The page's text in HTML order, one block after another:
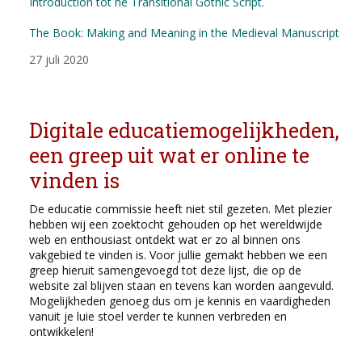
The Book: Making and Meaning in the Medieval Manuscript
27 juli 2020
Digitale educatiemogelijkheden,
een greep uit wat er online te
vinden is
De educatie commissie heeft niet stil gezeten. Met plezier
hebben wij een zoektocht gehouden op het wereldwijde
web en enthousiast ontdekt wat er zo al binnen ons
vakgebied te vinden is. Voor jullie gemakt hebben we een
greep hieruit samengevoegd tot deze lijst, die op de
website zal blijven staan en tevens kan worden aangevuld.
Mogelijkheden genoeg dus om je kennis en vaardigheden
vanuit je luie stoel verder te kunnen verbreden en
ontwikkelen!